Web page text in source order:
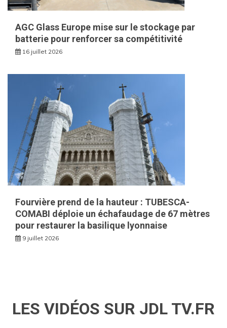
AGC Glass Europe mise sur le stockage par
batterie pour renforcer sa compétitivité
16 juillet 2026
Fourvière prend de la hauteur : TUBESCA-
COMABI déploie un échafaudage de 67 mètres
pour restaurer la basilique lyonnaise
9 juillet 2026
LES VIDÉOS SUR JDL TV.FR